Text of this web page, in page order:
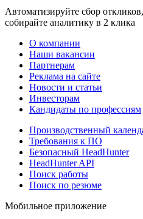
Автоматизируйте сбор
собирайте аналитику в 2 клика
О компании
Наши вакансии
Партнерам
Реклама на сайте
Новости и статьи
Инвесторам
Кандидаты по профессиям
Производственный
Требования к ПО
Безопасный HeadHunter
HeadHunter API
Поиск работы
Поиск по резюме
Мобильное приложение